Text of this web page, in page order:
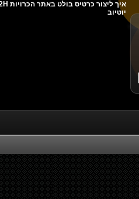
יוטיוב